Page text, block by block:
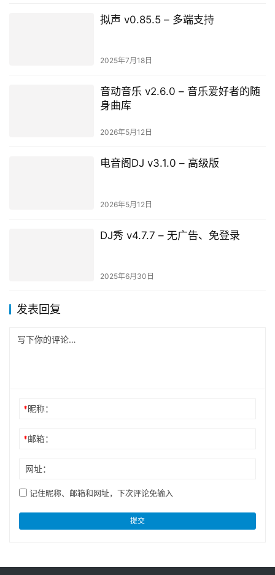
拟声 v0.85.5 – 多端支持
2025年7月18日
音动音乐 v2.6.0 – 音乐爱好者的随
身曲库
2026年5月12日
电音阁DJ v3.1.0 – 高级版
2026年5月12日
DJ秀 v4.7.7 – 无广告、免登录
2025年6月30日
发表回复
*昵称：
*邮箱：
网址：
记住昵称、邮箱和网址，下次评论免输入
提交